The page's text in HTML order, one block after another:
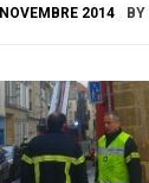
2014 BY